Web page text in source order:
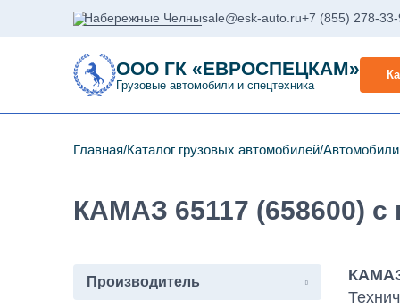
Набережные Челныsale@esk-auto.ru+7 (855) 278-33-
ООО ГК «ЕВРОСПЕЦКАМ»
Грузовые автомобили и спецтехника
Главная Каталог грузовых автомобилей
КАМАЗ 65117 (658600)
Производитель